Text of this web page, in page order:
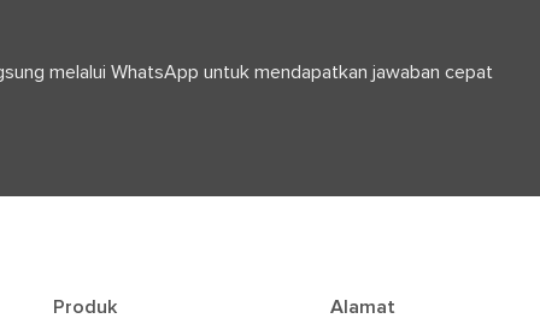
melalui WhatsApp untuk mendapatkan jawaban cepat
Produk Alamat